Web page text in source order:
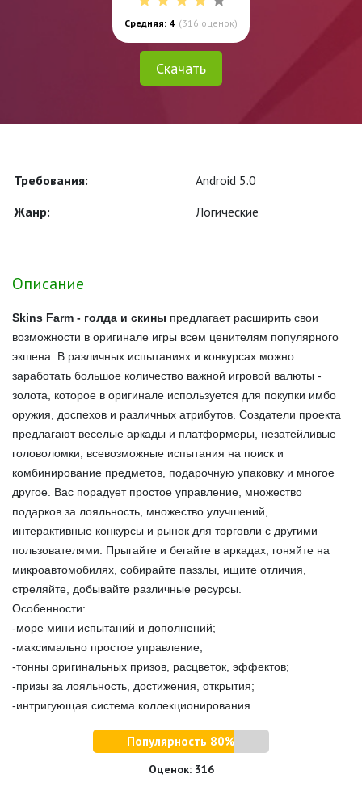
Средняя: 4 (316 оценок)
Скачать
Требования:
Android 5.0
Жанр:
Логические
Описание
Skins Farm - голда и скины предлагает расширить свои
возможности в оригинале игры всем ценителям популярного
экшена. В различных испытаниях и конкурсах можно
заработать большое количество важной игровой валюты -
золота, которое в оригинале используется для покупки имбо
оружия, доспехов и различных атрибутов. Создатели проекта
предлагают веселые аркады и платформеры, незатейливые
головоломки, всевозможные испытания на поиск и
комбинирование предметов, подарочную упаковку и многое
другое. Вас порадует простое управление, множество
подарков за лояльность, множество улучшений,
интерактивные конкурсы и рынок для торговли с другими
пользователями. Прыгайте и бегайте в аркадах, гоняйте на
микроавтомобилях, собирайте паззлы, ищите отличия,
стреляйте, добывайте различные ресурсы.
Особенности:
-море мини испытаний и дополнений;
-максимально простое управление;
-тонны оригинальных призов, расцветок, эффектов;
-призы за лояльность, достижения, открытия;
-интригующая система коллекционирования.
Популярность 80%
Оценок: 316